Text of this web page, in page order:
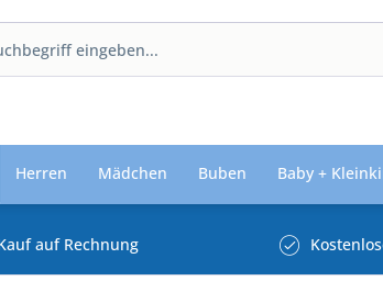
Herren Mädchen Buben Baby +
auf Rechnung